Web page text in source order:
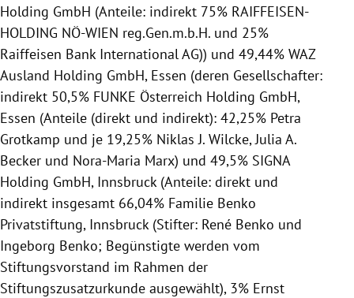
Holding GmbH (Anteile: indirekt 75% RAIFFEISEN-
HOLDING NÖ-WIEN reg.Gen.m.b.H. und 25%
Raiffeisen Bank International AG)) und 49,44% WAZ
Ausland Holding GmbH, Essen (deren Gesellschafter:
indirekt 50,5% FUNKE Österreich Holding GmbH,
Essen (Anteile (direkt und indirekt): 42,25% Petra
Grotkamp und je 19,25% Niklas J. Wilcke, Julia A.
Becker und Nora-Maria Marx) und 49,5% SIGNA
Holding GmbH, Innsbruck (Anteile: direkt und
indirekt insgesamt 66,04% Familie Benko
Privatstiftung, Innsbruck (Stifter: René Benko und
Ingeborg Benko; Begünstigte werden vom
Stiftungsvorstand im Rahmen der
Stiftungszusatzurkunde ausgewählt), 3% Ernst